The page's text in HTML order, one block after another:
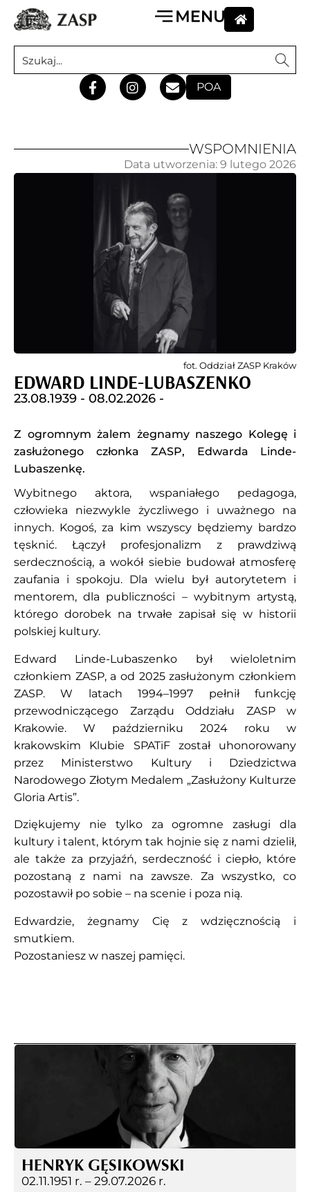
POA
WSPOMNIENIA
EDWARD LINDE-LUBASZENKO
23.08.1939 - 08.02.2026 -
Z ogromnym żalem żegnamy naszego Kolegę i
zasłużonego członka ZASP, Edwarda Linde-
Lubaszenkę.
Wybitnego aktora, wspaniałego pedagoga,
człowieka niezwykle życzliwego i uważnego na
innych. Kogoś, za kim wszyscy będziemy bardzo
tęsknić. Łączył profesjonalizm z prawdziwą
serdecznością, a wokół siebie budował atmosferę
zaufania i spokoju. Dla wielu był autorytetem i
mentorem, dla publiczności – wybitnym artystą,
którego dorobek na trwałe zapisał się w historii
polskiej kultury.
Edward Linde-Lubaszenko był wieloletnim
członkiem ZASP, a od 2025 zasłużonym członkiem
ZASP. W latach 1994–1997 pełnił funkcję
przewodniczącego Zarządu Oddziału ZASP w
Krakowie. W październiku 2024 roku w
krakowskim Klubie SPATiF został uhonorowany
przez Ministerstwo Kultury i Dziedzictwa
Narodowego Złotym Medalem „Zasłużony Kulturze
Gloria Artis”.
Dziękujemy nie tylko za ogromne zasługi dla
kultury i talent, którym tak hojnie się z nami dzielił,
ale także za przyjaźń, serdeczność i ciepło, które
pozostaną z nami na zawsze. Za wszystko, co
pozostawił po sobie – na scenie i poza nią.
Edwardzie, żegnamy Cię z wdzięcznością i
smutkiem.
Pozostaniesz w naszej pamięci.
Data utworzenia: 9 lutego 2026
fot. Oddział ZASP Kraków
HENRYK GĘSIKOWSKI
02.11.1951 r. – 29.07.2026 r.